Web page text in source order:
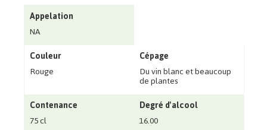
Appelation
NA
Couleur
Rouge
Cépage
Du vin blanc et beaucoup
de plantes
Contenance
75 cl
Degré d'alcool
16.00